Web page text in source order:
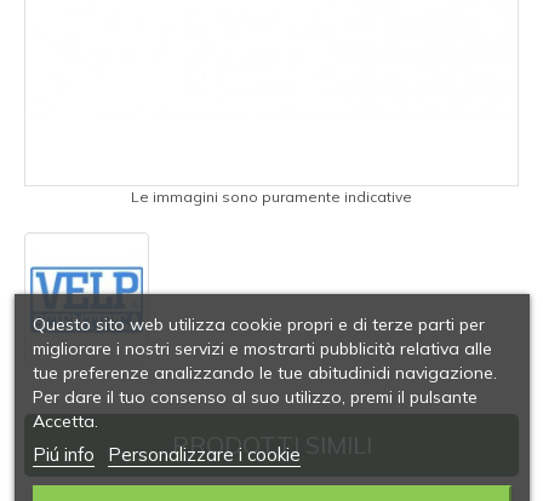
Le immagini sono puramente indicative
PRODOTTI SIMILI
Questo sito web utilizza cookie propri e di terze parti per
migliorare i nostri servizi e mostrarti pubblicità relativa alle
tue preferenze analizzando le tue abitudinidi navigazione.
Per dare il tuo consenso al suo utilizzo, premi il pulsante
Accetta.
Piú info Personalizzare i cookie